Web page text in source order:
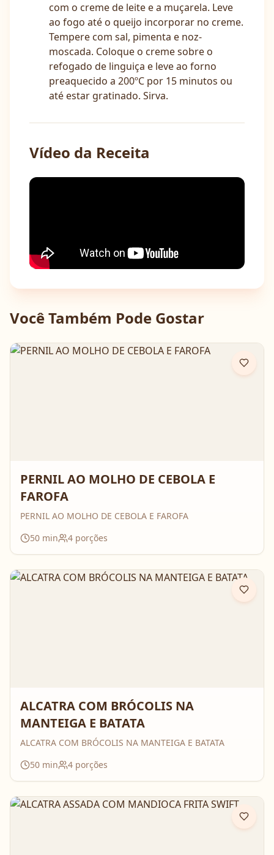
com o creme de leite e a muçarela. Leve
ao fogo até o queijo incorporar no creme.
Tempere com sal, pimenta e noz-
moscada. Coloque o creme sobre o
refogado de linguiça e leve ao forno
preaquecido a 200ºC por 15 minutos ou
até estar gratinado. Sirva.
Vídeo da Receita
Você Também Pode Gostar
PERNIL AO MOLHO DE CEBOLA E
FAROFA
PERNIL AO MOLHO DE CEBOLA E FAROFA
50 min 4 porções
ALCATRA COM BRÓCOLIS NA
MANTEIGA E BATATA
ALCATRA COM BRÓCOLIS NA MANTEIGA E BATATA
50 min 4 porções